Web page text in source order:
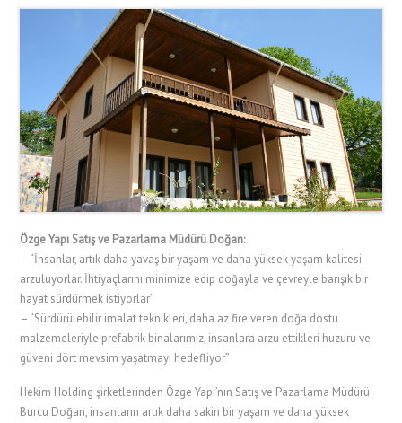
Özge Yapı Satış ve Pazarlama Müdürü Doğan:
– “İnsanlar, artık daha yavaş bir yaşam ve daha yüksek yaşam kalitesi
arzuluyorlar. İhtiyaçlarını minimize edip doğayla ve çevreyle barışık bir
hayat sürdürmek istiyorlar”
– “Sürdürülebilir imalat teknikleri, daha az fire veren doğa dostu
malzemeleriyle prefabrik binalarımız, insanlara arzu ettikleri huzuru ve
güveni dört mevsim yaşatmayı hedefliyor”
Hekim Holding şirketlerinden Özge Yapı’nın Satış ve Pazarlama Müdürü
Burcu Doğan, insanların artık daha sakin bir yaşam ve daha yüksek